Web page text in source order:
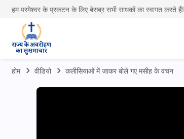
हम परमेश्वर के प्रकटन के लिए बेसब्र सभी साधकों का स्वागत करते हैं!
होम वीडियो कलीसियाओं में जाकर बोले गए मसीह के वचन